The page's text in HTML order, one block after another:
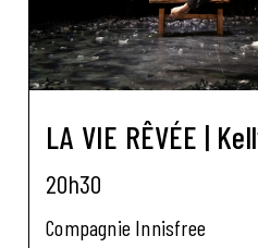
LA VIE RÊVÉE |
20h30
Compagnie Innisfree